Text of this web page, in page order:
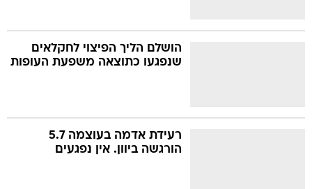
הושלם הליך הפיצוי לחקלאים
שנפגעו כתוצאה משפעת העופות
רעידת אדמה בעוצמה 5.7
הורגשה ביוון. אין נפגעים